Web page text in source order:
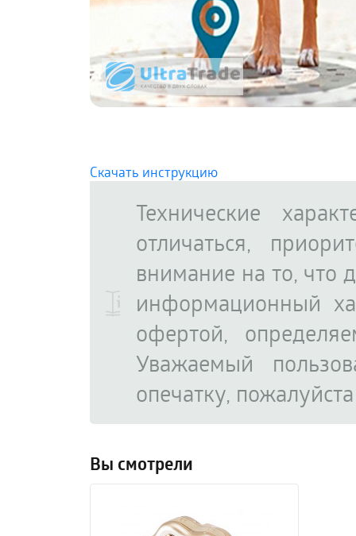
Скачать инструкцию
Технические
отличаться,
внимание на то, что
информационный
офертой,
Уважаемый
опечатку,
Вы смотрели